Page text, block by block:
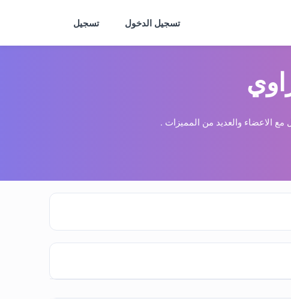
تسجيل الدخول تسجيل
الاعضاء والعديد من المميزات .